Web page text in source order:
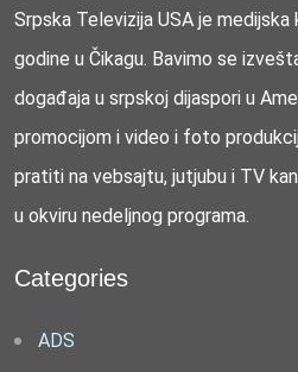
Srpska Televizija USA je medijska
godine u Čikagu. Bavimo se
događaja u srpskoj dijaspori u
promocijom i video i foto
pratiti na vebsajtu, jutjubu i TV
u okviru nedeljnog programa.
Categories
ADS